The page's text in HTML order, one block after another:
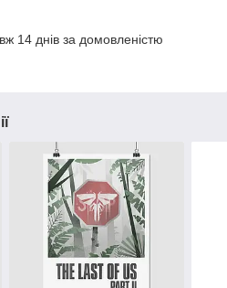
14 днів за домовленістю